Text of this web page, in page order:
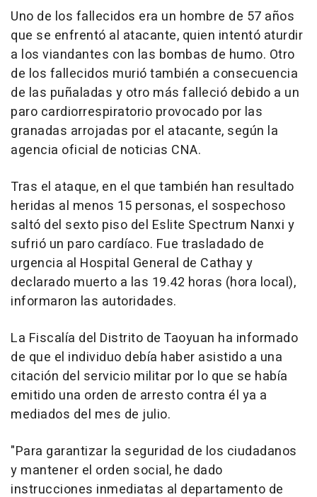
Uno de los fallecidos era un hombre de 57 años
que se enfrentó al atacante, quien intentó aturdir
a los viandantes con las bombas de humo. Otro
de los fallecidos murió también a consecuencia
de las puñaladas y otro más falleció debido a un
paro cardiorrespiratorio provocado por las
granadas arrojadas por el atacante, según la
agencia oficial de noticias CNA.
Tras el ataque, en el que también han resultado
heridas al menos 15 personas, el sospechoso
saltó del sexto piso del Eslite Spectrum Nanxi y
sufrió un paro cardíaco. Fue trasladado de
urgencia al Hospital General de Cathay y
declarado muerto a las 19.42 horas (hora local),
informaron las autoridades.
La Fiscalía del Distrito de Taoyuan ha informado
de que el individuo debía haber asistido a una
citación del servicio militar por lo que se había
emitido una orden de arresto contra él ya a
mediados del mes de julio.
"Para garantizar la seguridad de los ciudadanos
y mantener el orden social, he dado
instrucciones inmediatas al departamento de